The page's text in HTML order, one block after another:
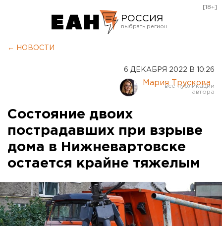
РОССИЯ
Курган
Оренбург
[18+]
← НОВОСТИ
6 ДЕКАБРЯ 2022 В 10:26
Мария Трускова
Состояние двоих
пострадавших при взрыве
дома в Нижневартовске
остается крайне тяжелым